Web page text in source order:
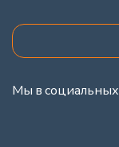
Мы в социальных